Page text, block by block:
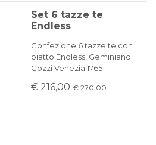
Set 6 tazze te
Endless
Confezione 6 tazze te con
piatto Endless, Geminiano
Cozzi Venezia 1765
€ 216,00 € 270.00